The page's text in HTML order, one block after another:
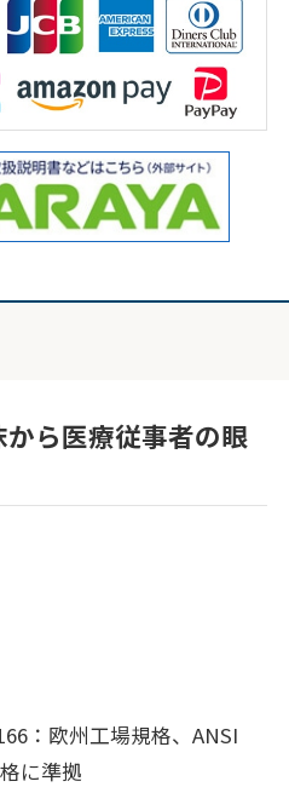
ら医療従事者の眼
：欧州工場規格、ANSI
に準拠